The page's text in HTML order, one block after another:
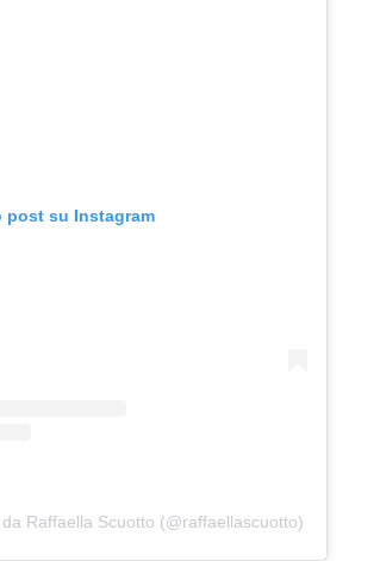
post su Instagram
Raffaella Scuotto (@raffaellascuotto)